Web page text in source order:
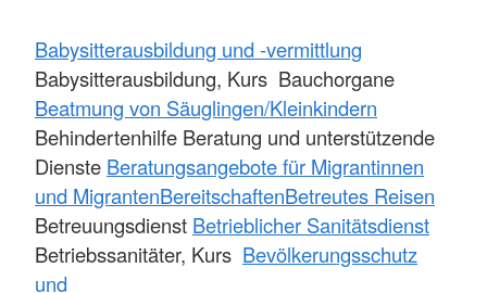
Babysitterausbildung und -vermittlung
Babysitterausbildung, Kurs Bauchorgane
Beatmung von Säuglingen/Kleinkindern
Behindertenhilfe Beratung und unterstützende
Dienste Beratungsangebote für Migrantinnen
und MigrantenBereitschaftenBetreutes Reisen
Betreuungsdienst Betrieblicher Sanitätsdienst
Betriebssanitäter, Kurs Bevölkerungsschutz
und